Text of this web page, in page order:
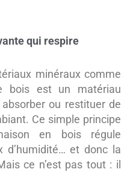
qui respire
minéraux comme
bois est un matériau
ou restituer de
Ce simple principe
en bois régule
d’humidité… et donc la
ce n’est pas tout : il